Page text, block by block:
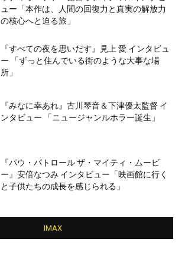
ュー「本作は、人間の回復力と真実の解放力
の核心へと迫る旅」
『すべての夜を思いだす』見上 愛 インタビュ
ー 「ずっと住んでいる街のような大事な場
所」
『みなに幸あれ』古川琴音＆下津優太監督 イ
ンタビュー 「ニュージャンルホラー誕生」
『パウ・パトロール ザ・マイティ・ムービ
ー』安倍なつみ インタビュー「映画館に行く
と子供たちの成長を感じられる」
IMAX